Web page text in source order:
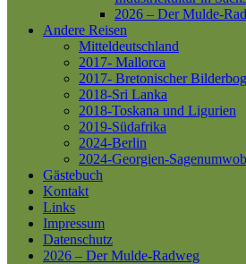
2026 – Der Mulde-
Andere Reisen
Mitteldeutschland
2017- Mallorca
2017- Bretonischer
2018-Sri Lanka
2018-Toskana und Ligurien
2019-Südafrika
2024-Berlin
2024-Georgien-
Gästebuch
Kontakt
Links
Impressum
Datenschutz
2026 – Der Mulde-Radweg